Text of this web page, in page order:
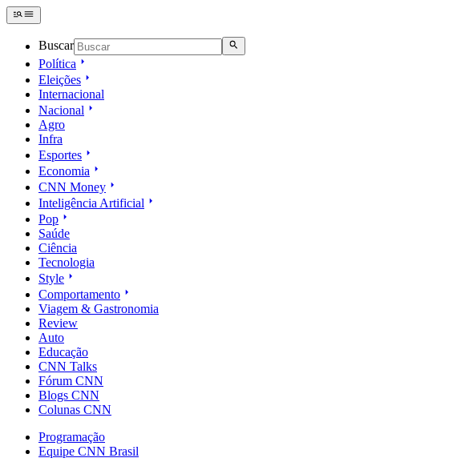
Buscar
Política
Eleições
Internacional
Nacional
Agro
Infra
Esportes
Economia
CNN Money
Inteligência Artificial
Pop
Saúde
Ciência
Tecnologia
Style
Comportamento
Viagem & Gastronomia
Review
Auto
Educação
CNN Talks
Fórum CNN
Blogs CNN
Colunas CNN
Programação
Equipe CNN Brasil